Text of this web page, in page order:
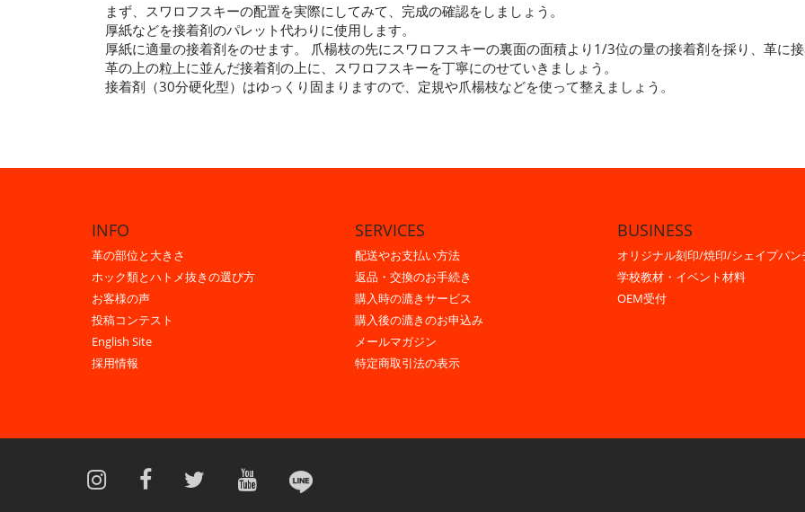
まず、スワロフスキーの配置を実際にしてみて、完成の確認をしましょう。
厚紙などを接着剤のパレット代わりに使用します。
厚紙に適量の接着剤をのせます。 爪楊枝の先にスワロフスキーの裏面の面積より1/3位の量の接着剤を採り、革に接
革の上の粒上に並んだ接着剤の上に、スワロフスキーを丁寧にのせていきましょう。
接着剤（30分硬化型）はゆっくり固まりますので、定規や爪楊枝などを使って整えましょう。
INFO
革の部位と大きさ
ホック類とハトメ抜きの選び方
お客様の声
投稿コンテスト
English Site
採用情報
SERVICES
配送やお支払い方法
返品・交換のお手続き
購入時の漉きサービス
購入後の漉きのお申込み
メールマガジン
特定商取引法の表示
BUSINESS
オリジナル刻印/焼印/シェイプパン
学校教材・イベント材料
OEM受付